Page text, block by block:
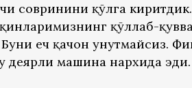
совринини қўлга
қўллаб-
ҳеч қачон унутмайсиз.
деярли машина нархида эди.